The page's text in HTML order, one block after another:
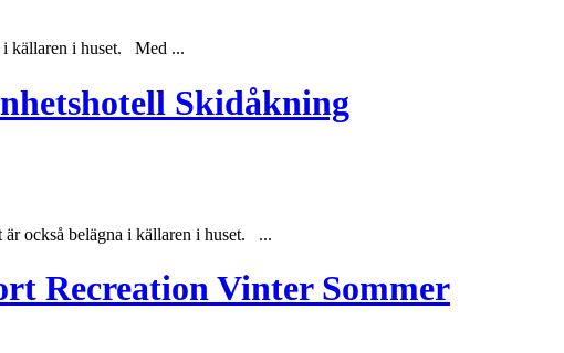
källaren i huset. Med ...
Skidåkning
också belägna i källaren i huset. ...
Recreation Vinter Sommer